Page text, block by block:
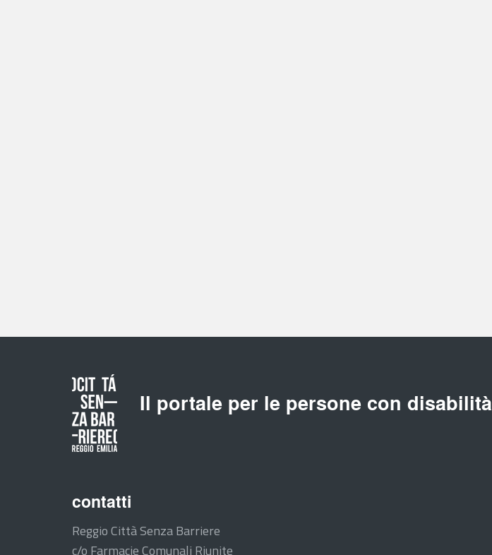
Il portale per le persone con disabilità
contatti
Reggio Città Senza Barriere
c/o Farmacie Comunali Riunite